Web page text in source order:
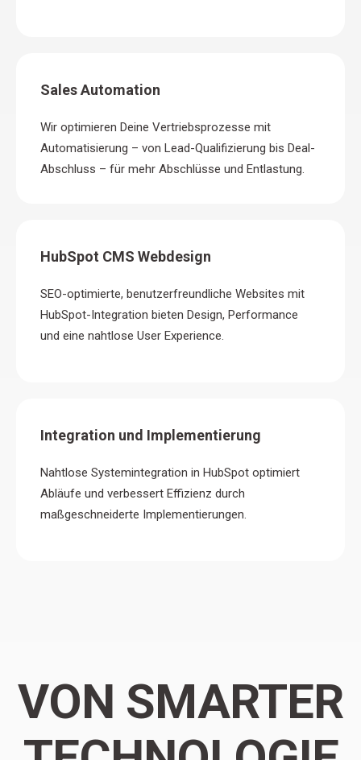
Sales Automation
Wir optimieren Deine Vertriebsprozesse mit
Automatisierung – von Lead-Qualifizierung bis Deal-
Abschluss – für mehr Abschlüsse und Entlastung.
HubSpot CMS Webdesign
SEO-optimierte, benutzerfreundliche Websites mit
HubSpot-Integration bieten Design, Performance
und eine nahtlose User Experience.
Integration und Implementierung
Nahtlose Systemintegration in HubSpot optimiert
Abläufe und verbessert Effizienz durch
maßgeschneiderte Implementierungen.
Marketing Automation
E-Commerce & Online Shop
Tracking & Analyse
Wie kannst Du Dein bestehendes CRM für
bessere Sales- und Marketing-Prozesse
optimieren?
VON SMARTER